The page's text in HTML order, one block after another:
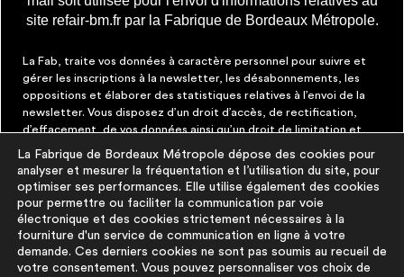
site refair-bm.fr par la Fabrique de Bordeaux Métropole.
La Fab, traite vos données à caractère personnel pour suivre et
gérer les inscriptions à la newsletter, les désabonnements, les
oppositions et élaborer des statistiques relatives à l’envoi de la
newsletter. Vous disposez d’un droit d’accès, de rectification,
d’effacement, de vos données ainsi qu’un droit de limitation et
moment faire cesser ces communications en cliquant sur le lien de
désinscription figurant dans chaque message. Vous pouvez
exercer ces droits par courrier électronique à contact@lafab-
bm.fr. Pour en savoir plus sur le traitement de vos données,
cliquezici
La Fabrique de Bordeaux Métropole dépose des cookies pour
analyser et mesurer la fréquentation et l’utilisation du site, pour
optimiser ses performances. Elle utilise également des cookies
pour permettre ou faciliter la communication par voie
électronique et des cookies strictement nécessaires à la
fourniture d'un service de communication en ligne à votre
demande. Ces derniers cookies ne sont pas soumis au recueil de
votre consentement. Vous pouvez personnaliser vos choix de